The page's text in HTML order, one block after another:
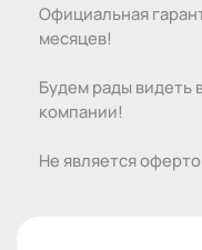
Официальная
месяцев!
Будем рады видеть
компании!
Не является